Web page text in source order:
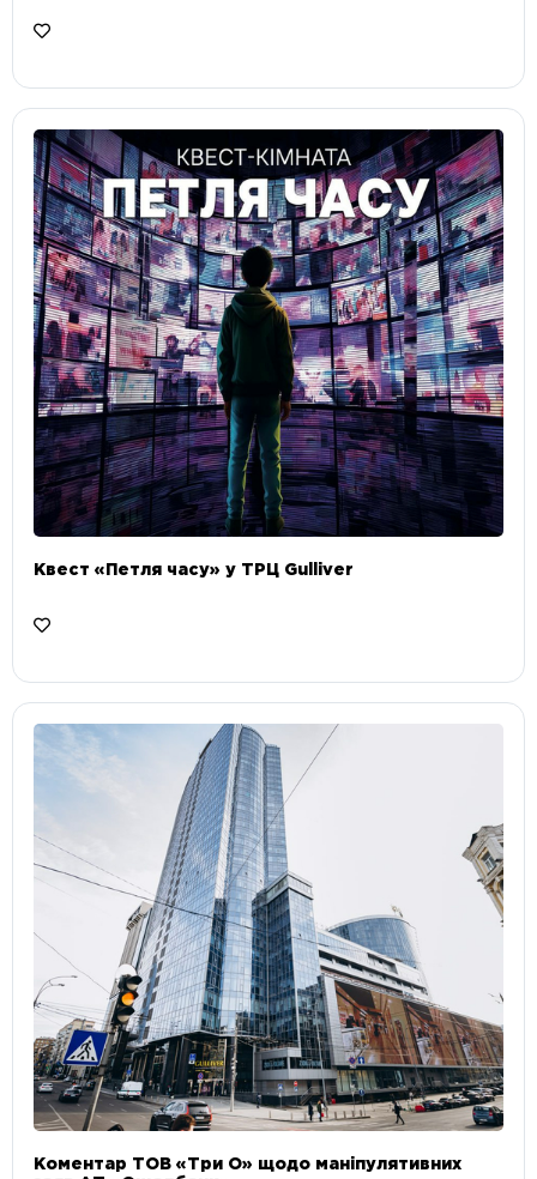
Квест «Петля часу» у ТРЦ Gulliver
Коментар ТОВ «Три О» щодо маніпулятивних